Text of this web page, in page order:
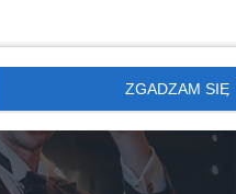
ZGADZAM SIĘ